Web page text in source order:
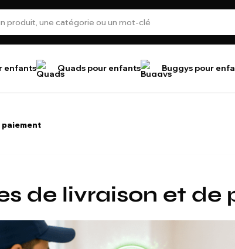
enfants Quads pour enfants Buggys pour
paiement
de livraison et de